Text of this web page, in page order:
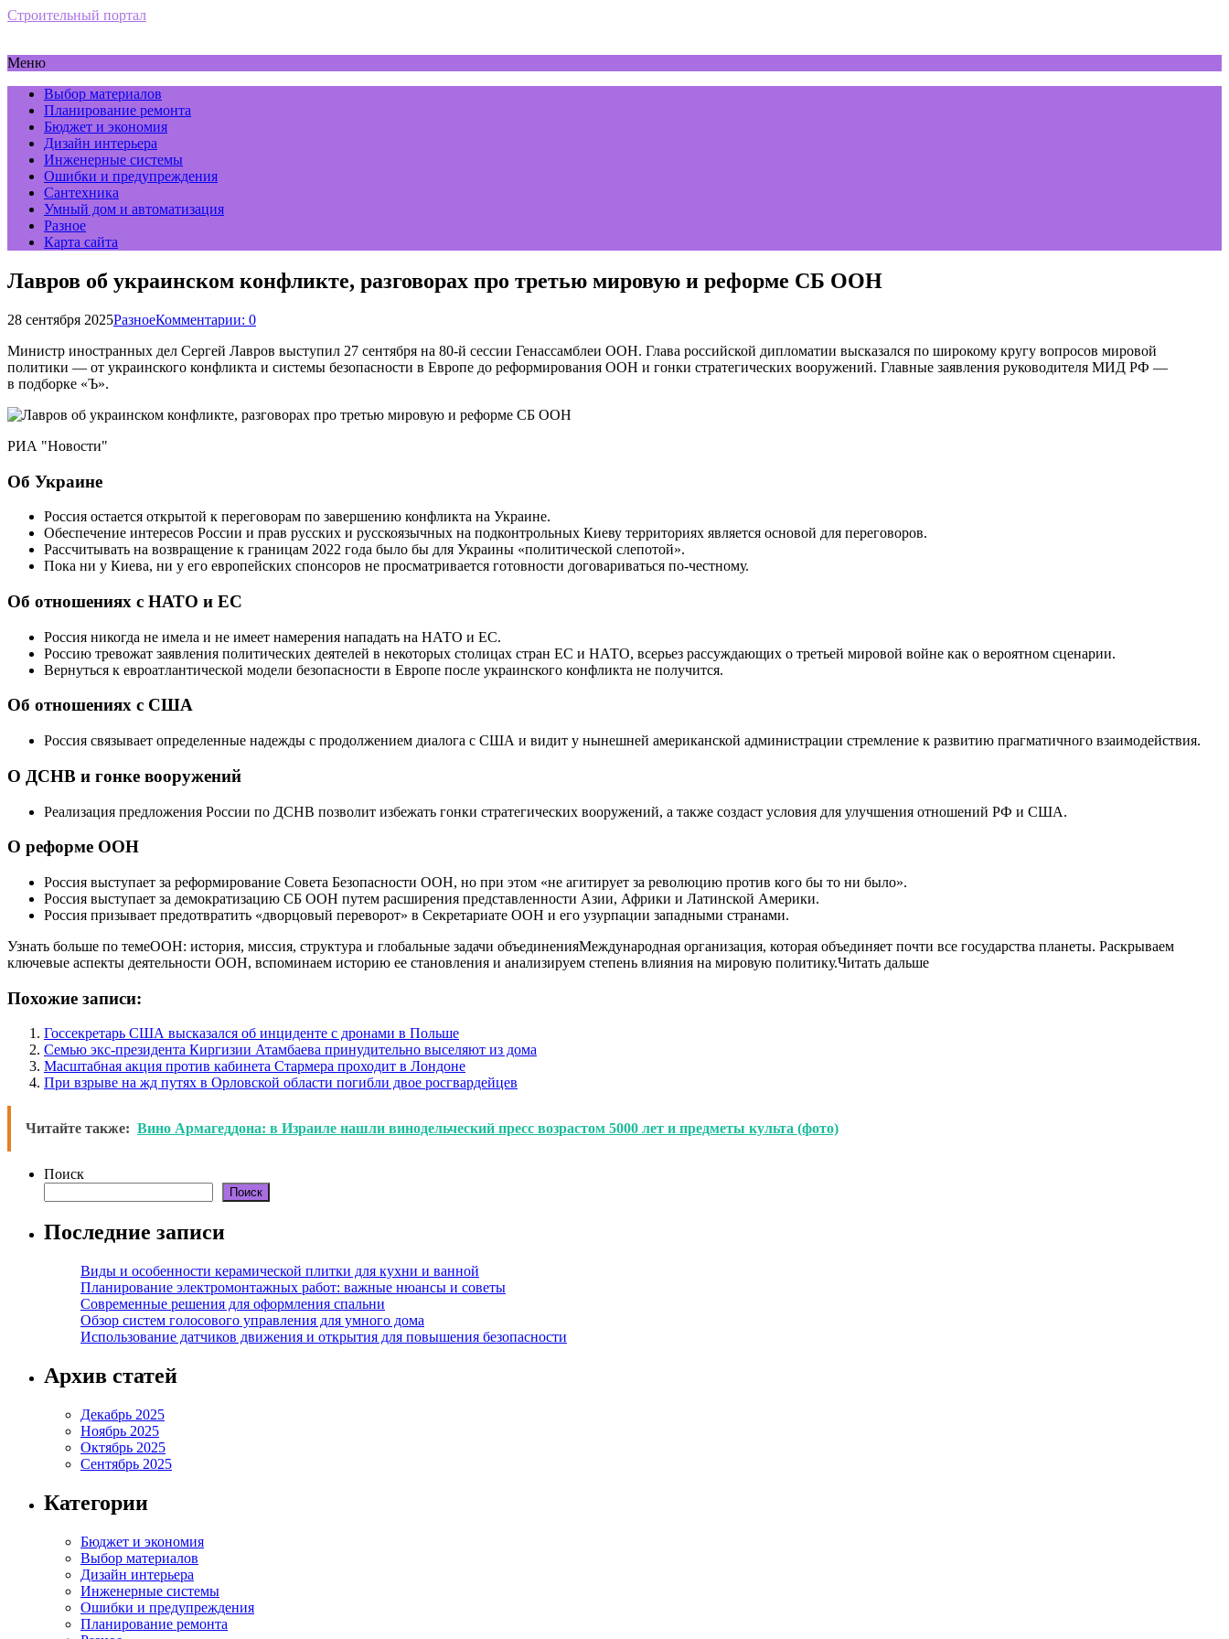
Строительный портал
Меню
Выбор материалов
Планирование ремонта
Бюджет и экономия
Дизайн интерьера
Инженерные системы
Ошибки и предупреждения
Сантехника
Умный дом и автоматизация
Разное
Карта сайта
Лавров об украинском конфликте, разговорах про третью мировую и реформе СБ ООН
28 сентября 2025РазноеКомментарии: 0
Министр иностранных дел Сергей Лавров выступил 27 сентября на 80-й сессии Генассамблеи ООН. Глава российской дипломатии высказался по широкому кругу вопросов мировой
политики — от украинского конфликта и системы безопасности в Европе до реформирования ООН и гонки стратегических вооружений. Главные заявления руководителя МИД РФ —
в подборке «Ъ».
РИА "Новости"
Об Украине
Россия остается открытой к переговорам по завершению конфликта на Украине.
Обеспечение интересов России и прав русских и русскоязычных на подконтрольных Киеву территориях является основой для переговоров.
Рассчитывать на возвращение к границам 2022 года было бы для Украины «политической слепотой».
Пока ни у Киева, ни у его европейских спонсоров не просматривается готовности договариваться по-честному.
Об отношениях с НАТО и ЕС
Россия никогда не имела и не имеет намерения нападать на НАТО и ЕС.
Россию тревожат заявления политических деятелей в некоторых столицах стран ЕС и НАТО, всерьез рассуждающих о третьей мировой войне как о вероятном сценарии.
Вернуться к евроатлантической модели безопасности в Европе после украинского конфликта не получится.
Об отношениях с США
Россия связывает определенные надежды с продолжением диалога с США и видит у нынешней американской администрации стремление к развитию прагматичного взаимодействия.
О ДСНВ и гонке вооружений
Реализация предложения России по ДСНВ позволит избежать гонки стратегических вооружений, а также создаст условия для улучшения отношений РФ и США.
О реформе ООН
Россия выступает за реформирование Совета Безопасности ООН, но при этом «не агитирует за революцию против кого бы то ни было».
Россия выступает за демократизацию СБ ООН путем расширения представленности Азии, Африки и Латинской Америки.
Россия призывает предотвратить «дворцовый переворот» в Секретариате ООН и его узурпации западными странами.
Узнать больше по темеООН: история, миссия, структура и глобальные задачи объединенияМеждународная организация, которая объединяет почти все государства планеты. Раскрываем
ключевые аспекты деятельности ООН, вспоминаем историю ее становления и анализируем степень влияния на мировую политику.Читать дальше
Похожие записи:
Госсекретарь США высказался об инциденте с дронами в Польше
Семью экс-президента Киргизии Атамбаева принудительно выселяют из дома
Масштабная акция против кабинета Стармера проходит в Лондоне
При взрыве на жд путях в Орловской области погибли двое росгвардейцев
Читайте также: Вино Армагеддона: в Израиле нашли винодельческий пресс возрастом 5000 лет и предметы культа (фото)
Поиск
Поиск
Последние записи
Виды и особенности керамической плитки для кухни и ванной
Планирование электромонтажных работ: важные нюансы и советы
Современные решения для оформления спальни
Обзор систем голосового управления для умного дома
Использование датчиков движения и открытия для повышения безопасности
Архив статей
Декабрь 2025
Ноябрь 2025
Октябрь 2025
Сентябрь 2025
Категории
Бюджет и экономия
Выбор материалов
Дизайн интерьера
Инженерные системы
Ошибки и предупреждения
Планирование ремонта